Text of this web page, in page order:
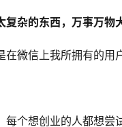
杂的东西，万事万物
微信上我所拥有的用
个想创业的人都想尝